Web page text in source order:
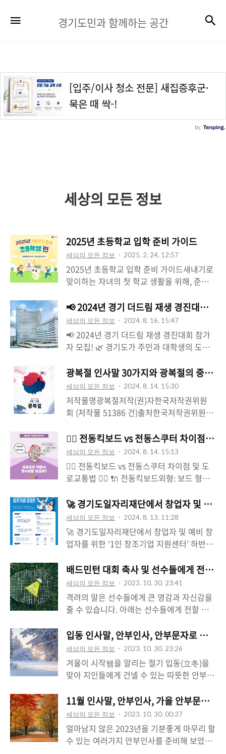
기
과
함
께
간
경기도민과 함께하는 공간
세상의 모든 정보
2025년 초등학교 입학 준비 가이드
세상의 모든 정보 2025. 2. 24. 12:57
2025년 초등학교 입학 준비 가이드새내기로
맞이하는 자녀의 첫 학교 생활을 위해, 준비
요.1. 입학 전 준비물, 이것만은 꼭 챙기세요!
책가방 및 실내화: 자녀가 학교 생활 중에 사
용할 책가방과 실내화를 미리 준비하여, 학교
에 필요한 준비물을 체크하세요.필수 예방접
종: 입학 전에 반드시 완료해야 하는 예방접
종 사항을 확인하시어, 건강한 학교 생활을
시작할 수 있도록 도와주세요.등·하교 동선
파악: 자녀가 안전하게 등·하교할 수 있도록,
집과 학교 사이의 동선을 미리 점검해보시는
것이 좋습니다.2. 입학 준비, 마음가짐부터 탄
활습관을 미리 점검하고 규칙적인 일과를 만
들어주세요. 이를 통해 자녀가 새로운 환경에
보다 쉽게 적응할 ..
📢 2024년 경기 더드림 재생 경진대회 참
세상의 모든 정보 2024. 8. 16. 15:47
📢 2024년 경기 더드림 재생 경진대회 참가
자 모집! 🌿 경기도가 주민과 대학생의 도시
는 혁신적인 아이디어를 발굴해 2025년 도시
재생사업에 반영할 계획인데요, 특히 대학생
아이디어 부문이 신설되어 청년들의 창의적
제안을 기다리고 있습니다! 💡💼 모집 분야:
주민참여 분야: 지역 공동체 활성화, 맞춤형
콘텐츠 등 주민 공모 아이디어대학생 아이디
어 분야: 원도심 쇠퇴지역 활성화를 위한 창
의적인 제안 (예산 1억 원 범위)🏆 시상 내역:
대상: 500만 원 (2개 팀)최우수상: 300만 원
(2개 팀)우수상: 200만 원 (4개 팀) 총 2,400
본선 발표심사에서는 경기사랑 도민 참여단
이 청중 평가단으로 참여해 더욱 ..
광복절 인사말 30가지와 광복절의 중요
세상의 모든 정보 2024. 8. 14. 15:30
저작물명광복절저작(권)자한국저작권위원
회 (저작물 51386 건)출처한국저작권위원회
은 CC BY 라이선스로 제공됩니다. 광복절의
중요성광복절은 1945년 8월 15일, 대한민국
이 일제의 식민 지배에서 벗어나 독립을 쟁취
한 날을 기념하는 중요한 날입니다. 이 날은
단순한 공휴일이 아니라, 오랜 기간 동안의
억압과 고통 속에서도 자주독립을 향한 민족
의 열망과 노력이 결실을 맺은 날입니다. 특
히, 광복절은 대한민국의 자긍심과 독립 정신
을 되새기며, 현재 우리가 누리는 자유와 평
화가 수많은 독립 운동가들의 희생을 통해 이
하는 이유과거의 실수를 반복하지 않기 위해:
역사를 배우는 것은 과거의 잘못을 되풀이하
지 않기 위해 필요합니다. ..
🚴‍♂️ 전동킥보드 vs 전동스쿠터 차이점 및
세상의 모든 정보 2024. 8. 14. 15:13
🚴‍♂️ 전동킥보드 vs 전동스쿠터 차이점 및 도
로교통법 🚴‍♀️ 🔌 전동킥보드외형: 보드 형태
속 25km 이하로 제한됩니다.휴대성: 접이식
으로 휴대가 용이해요.주 용도: 짧은 거리 이
동이나 도심에서의 빠른 이동 수단.🛵 전동스
쿠터외형: 작은 오토바이와 비슷한 외관으로,
좌석이 있고 발판이 넓어요.속도: 일부 모델
은 시속 45km까지 달릴 수 있어요.안정성:
넓은 발판과 좌석 덕분에 장거리 주행에도 적
합해요.주 용도: 비교적 긴 거리 이동이나 출
퇴근용.⚖️ 도로교통법 적용 여부두 기기 모두
원동기장치자전거로 분류되며, 만 16세 이상
헬멧 착용이 필수입니다.보도 주행은 불가하
고, 자전거 도로나 차도로만 주행해야..
🚀 경기도일자리재단에서 창업자 및 예비
세상의 모든 정보 2024. 8. 13. 11:28
🚀 경기도일자리재단에서 창업자 및 예비 창
업자를 위한 ‘1인 창조기업 지원센터’ 하반기
일 ~ 9월 2일 오후 4시까지📍 신청 대상:경기
도 내 주소를 둔 1인 창조기업 예비 창업자경
기도 내 사무소를 둔 창업 7년 이내의 1인 창
조기업 창업자📌 혜택:용인시 기흥구 소재 남
부사업본부 내 공용 사무공간 및 사무기기 무
상 이용창업 관련 교육, 전문가 자문, 네트워
크 구축 등 무료 지원사업화 및 마케팅 비용
지원 가능한 ‘선택형 사업’ 참여 기회💡 입주
기간: 기본 6개월, 최대 3년까지 연장 가능📩
접수방법: 경기도일자리재단 통합접수시스템
📞 문의: 기업지원팀 (031-270-9788, 9786..
배드민턴 대회 축사 및 선수들에게 전하는
세상의 모든 정보 2023. 10. 30. 23:41
격려의 말은 선수들에게 큰 영감과 자신감을
줄 수 있습니다. 아래는 선수들에게 전할 수
새로운 도전이자 기회입니다. 자신을 믿고 최
선을 다하면 항상 승리는 함께합니다." "어떤
결과가 나오더라도 노력한 만큼은 절대로 소
중하고 손색이 없습니다. 오늘도 열심히 뛰어
경기를 즐기세요!" "우리 모두 배드민턴을 사
랑하고 즐깁니다. 이 대회를 통해 서로의 열
정과 친목을 나누며 더욱 성장하는 계기가 되
길 바랍니다." "최고의 성적을 얻는 것도 중
요하지만, 스포츠의 진정한 가치는 당신이 배
운 것과 동료들과의 협력입니다. 그리고 항상
입동 인사말, 안부인사, 안부문자로 따뜻
세상의 모든 정보 2023. 10. 30. 23:26
겨울이 시작됌을 알리는 절기 입동(立冬)을
맞아 지인들에게 건넬 수 있는 따뜻한 안부인
전합니다. 추운 겨울을 기운차게 시작하세요!
추운 날씨 속에서도 마음은 따뜻하게, 입동을
맞이해 보냅니다. 입동에 당신에게 포근한 행
복과 따스한 사랑이 함께하길 기원합니다. 추
운 겨울이 시작되는 오늘, 행운과 기쁨이 가
11월 인사말, 안부인사, 가을 안부문자 보
세상의 모든 정보 2023. 10. 30. 00:37
얼마남지 않은 2023년을 기분좋게 마무리 할
수 있는 여러가지 안부인사를 준비해 보았습